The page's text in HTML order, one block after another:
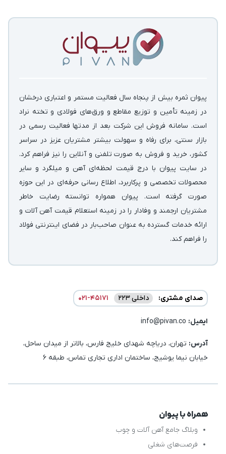
پیوان ثمره بیش از پنجاه سال فعالیت مستمر و اعتباری درخشان
در زمینه‌ تأمین و توزیع مقاطع و ورق‌های فولادی و تخته نراد
است. سامانه فروش این شرکت بعد از مدتها فعالیت رسمی در
بازار سنتی، برای رفاه و سهولت بیشتر مشتریان عزیز در سراسر
کشور، خرید و فروش به صورت تلفنی و آنلاین را نیز فراهم کرد.
در سایت پیوان با درج قیمت لحظه‌ای آهن و میلگرد و سایر
محصولات تخصصی و پرکاربرد، اطلاع رسانی حرفه‌ای در این حوزه
صورت گرفته است. پیوان همواره توانسته رضایت خاطر
مشتریان ارجمند و وفادار را در زمینه استعلام قیمت آهن آلات و
ارائه خدمات گسترده به عنوان صاحب‌بار در فضای اینترنتی فولاد
را فراهم کند.
صدای مشتری: داخلی 223 021-45171
ایمیل:‌
آدرس: تهران، دریاچه شهدای خلیج فارس، بالاتر از میدان ساحل،
خیابان نیما یوشیج، ساختمان اداری تجاری تماس، طبقه 6
همراه با پیوان
وبلاگ جامع آهن آلات و چوب
فرصت‌های شغلی